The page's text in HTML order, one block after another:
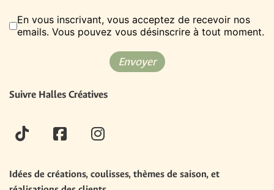
RGPD*
En vous inscrivant, vous acceptez de recevoir nos
emails. Vous pouvez vous désinscrire à tout moment.
Envoyer
Suivre Halles Créatives
tiktokfacebookinstagram
Idées de créations, coulisses, thèmes de saison, et